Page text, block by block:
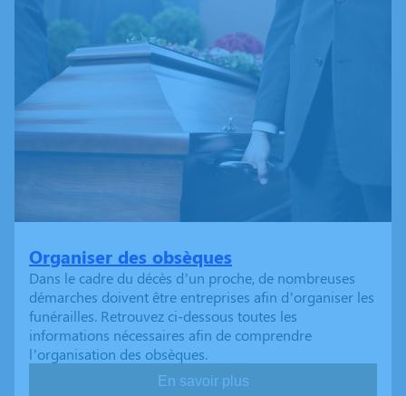
Organiser des obsèques
Dans le cadre du décès d’un proche, de nombreuses
démarches doivent être entreprises afin d’organiser les
funérailles. Retrouvez ci-dessous toutes les
informations nécessaires afin de comprendre
l’organisation des obsèques.
En savoir plus